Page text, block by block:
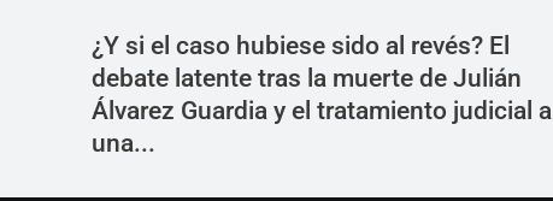
¿Y si el caso hubiese sido al revés? El
debate latente tras la muerte de Julián
Álvarez Guardia y el tratamiento judicial a
una...